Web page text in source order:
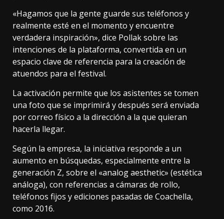
«Hagamos que la gente guarde sus teléfonos y
realmente esté en el momento y encuentre
verdadera inspiración», dice Pollak sobre las
intenciones de la plataforma, convertida en un
espacio clave de referencia para la creación de
atuendos para el festival.
La activación permite que los asistentes se tomen
una foto que se imprimirá y después será enviada
por correo físico a la dirección a la que quieran
hacerla llegar.
Según la empresa, la iniciativa responde a un
aumento en búsquedas, especialmente entre la
generación Z, sobre el «analog aesthetic» (estética
análoga), con referencias a cámaras de rollo,
teléfonos fijos y ediciones pasadas de Coachella,
como 2016.